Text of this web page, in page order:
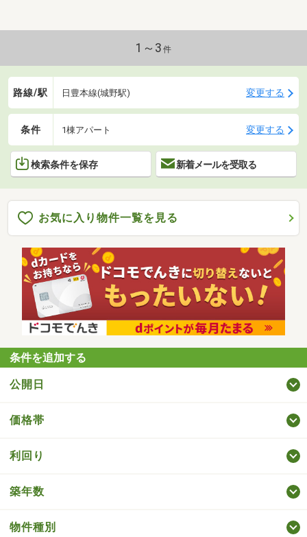
1～3 件
路線/駅 日豊本線(城野駅) 変更する
条件 1棟アパート 変更する
検索条件を保存 新着メールを受取る
お気に入り物件一覧を見る
条件を追加する
公開日
価格帯
利回り
築年数
物件種別